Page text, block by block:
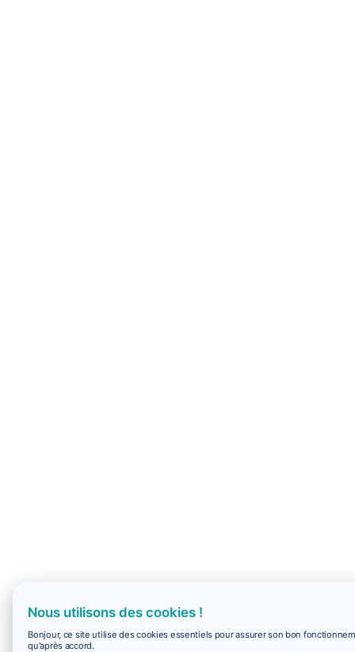
Nous utilisons des cookies !
Bonjour, ce site utilise des cookies essentiels pour assurer son bon
qu'après accord.